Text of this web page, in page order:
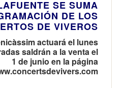
SE SUMA
DE LOS
DE VIVEROS
actuará el lunes
saldrán a la venta el
1 de junio en la página